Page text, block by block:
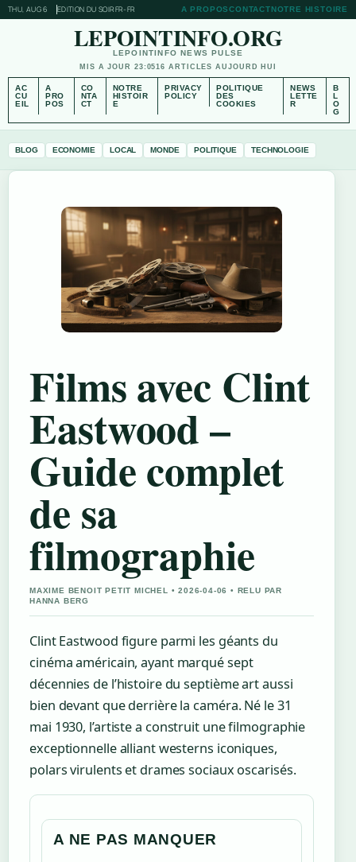
THU, AUG 6 EDITION DU SOIRFR-FR A PROPOSCONTACTNOTRE HISTOIRE
LEPOINTINFO.ORG
LEPOINTINFO NEWS PULSE
MIS A JOUR 23:0516 ARTICLES AUJOURD HUI
AC
CU
EIL
A
PRO
POS
CO
NTA
CT
NOTRE
HISTOIR
E
PRIVACY
POLICY
POLITIQUE
DES
COOKIES
NEWS
LETTE
R
B
L
O
G
BLOG ECONOMIE LOCAL MONDE POLITIQUE TECHNOLOGIE
Films avec Clint
Eastwood –
Guide complet
de sa
filmographie
MAXIME BENOIT PETIT MICHEL • 2026-04-06 • RELU PAR
HANNA BERG
Clint Eastwood figure parmi les géants du
cinéma américain, ayant marqué sept
décennies de l’histoire du septième art aussi
bien devant que derrière la caméra. Né le31
mai 1930, l’artiste a construit une filmographie
exceptionnelle alliant westerns iconiques,
polars virulents et drames sociaux oscarisés.
A NE PAS MANQUER